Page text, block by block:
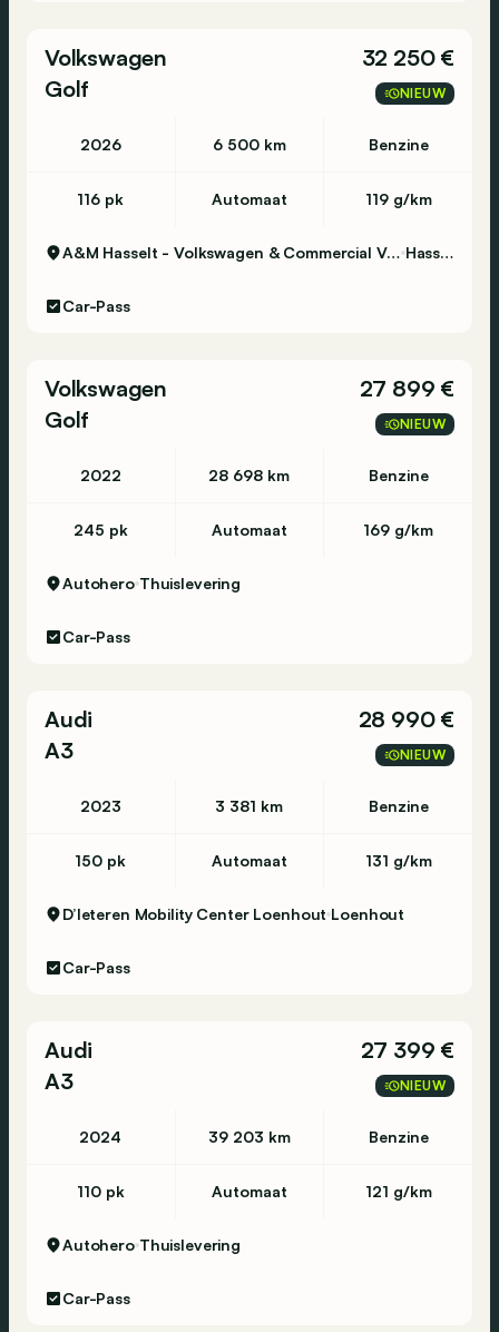
Volkswagen
Golf
32 250 €
NIEUW
2026 6 500 km Benzine
116 pk Automaat 119 g/km
A&M Hasselt - Volkswagen & Commercial Vehicles Hasselt
Car-Pass
Volkswagen
Golf
27 899 €
NIEUW
2022 28 698 km Benzine
245 pk Automaat 169 g/km
Autohero Thuislevering
Car-Pass
Audi
A3
28 990 €
NIEUW
2023 3 381 km Benzine
150 pk Automaat 131 g/km
D’Ieteren Mobility Center Loenhout Loenhout
Car-Pass
Audi
A3
27 399 €
NIEUW
2024 39 203 km Benzine
110 pk Automaat 121 g/km
Autohero Thuislevering
Car-Pass